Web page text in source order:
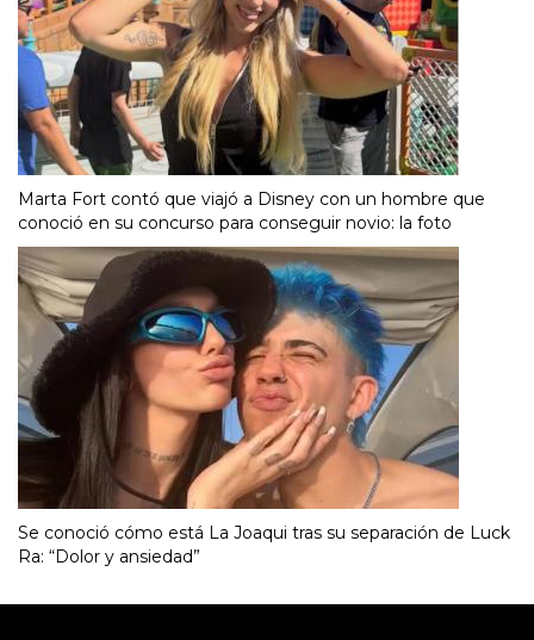
Marta Fort contó que viajó a Disney con un hombre que
conoció en su concurso para conseguir novio: la foto
Se conoció cómo está La Joaqui tras su separación de Luck
Ra: “Dolor y ansiedad”